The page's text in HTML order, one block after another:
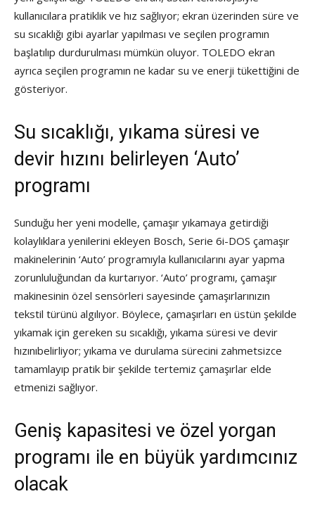
kullanıcılara pratiklik ve hız sağlıyor; ekran üzerinden süre ve
su sıcaklığı gibi ayarlar yapılması ve seçilen programın
başlatılıp durdurulması mümkün oluyor. TOLEDO ekran
ayrıca seçilen programın ne kadar su ve enerji tükettiğini de
gösteriyor.
Su sıcaklığı, yıkama süresi ve
devir hızını belirleyen ‘Auto’
programı
Sunduğu her yeni modelle, çamaşır yıkamaya getirdiği
kolaylıklara yenilerini ekleyen Bosch, Serie 6i-DOS çamaşır
makinelerinin ‘Auto’ programıyla kullanıcılarını ayar yapma
zorunluluğundan da kurtarıyor. ‘Auto’ programı, çamaşır
makinesinin özel sensörleri sayesinde çamaşırlarınızın
tekstil türünü algılıyor. Böylece, çamaşırları en üstün şekilde
yıkamak için gereken su sıcaklığı, yıkama süresi ve devir
hızınıbelirliyor; yıkama ve durulama sürecini zahmetsizce
tamamlayıp pratik bir şekilde tertemiz çamaşırlar elde
etmenizi sağlıyor.
Geniş kapasitesi ve özel yorgan
programı ile en büyük yardımcınız
olacak